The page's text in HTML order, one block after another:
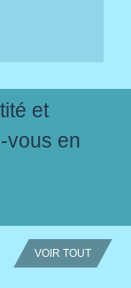
et
vous en
VOIR TOUT